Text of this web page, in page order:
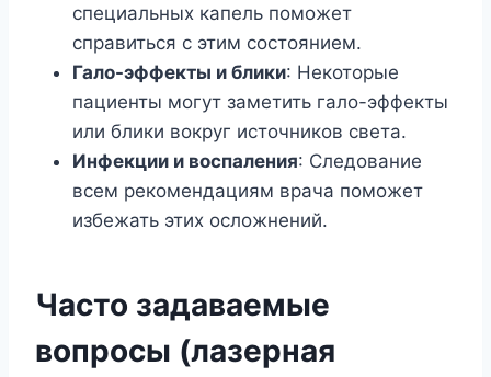
специальных капель поможет
справиться с этим состоянием.
Гало-эффекты и блики: Некоторые
пациенты могут заметить гало-эффекты
или блики вокруг источников света.
Инфекции и воспаления: Следование
всем рекомендациям врача поможет
избежать этих осложнений.
Часто задаваемые
вопросы (лазерная